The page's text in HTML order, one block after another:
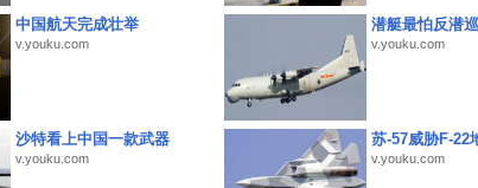
中国航天完成壮举
v.youku.com
潜艇最怕反潜
v.youku.com
沙特看上中国一款武器
v.youku.com
苏-57威胁F-22
v.youku.com